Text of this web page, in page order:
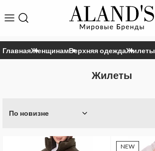
ГлавнаяЖенщинамВерхняя одеждаЖилеты
Жилеты
По новизне
NEW